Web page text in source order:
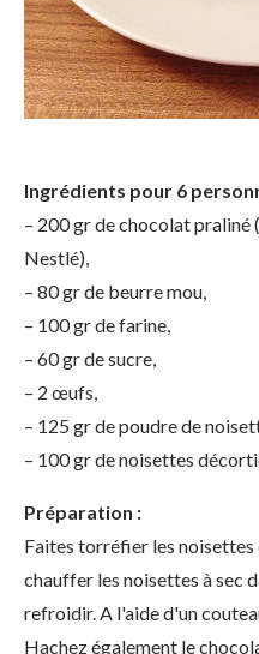
Ingrédients pour 6
– 200 gr de chocolat praliné
Nestlé),
– 80 gr de beurre mou,
– 100 gr de farine,
– 60 gr de sucre,
– 2 œufs,
– 125 gr de poudre de
– 100 gr de noisettes
Préparation :
Faites torréfier les noisettes
chauffer les noisettes à sec
refroidir. A l'aide d'un
Hachez également le